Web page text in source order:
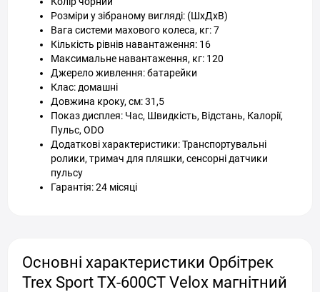
Розміри у зібраному вигляді: (ШхДхВ)
Вага системи махового колеса, кг: 7
Кількість рівнів навантаження: 16
Максимальне навантаження, кг: 120
Джерело живлення: батарейки
Клас: домашні
Довжина кроку, см: 31,5
Показ дисплея: Час, Швидкість, Відстань, Калорії,
Пульс, ODO
Додаткові характеристики: Транспортувальні
ролики, тримач для пляшки, сенсорні датчики
пульсу
Гарантія: 24 місяці
Основні характеристики Орбітрек
Trex Sport TX-600CT Velox магнітний